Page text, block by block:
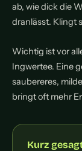
ab, wie dick die
dranlässt. Klingt
Wichtig ist vor
Ingwertee. Eine
saubereres,
bringt oft mehr
Kurz